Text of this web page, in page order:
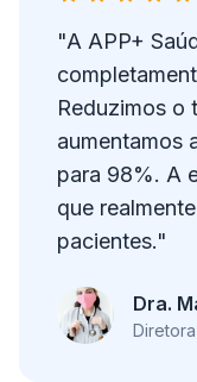
"A APP+
Reduzimos o
aumentamos
para 98%. A
que
pacientes."
Dra.